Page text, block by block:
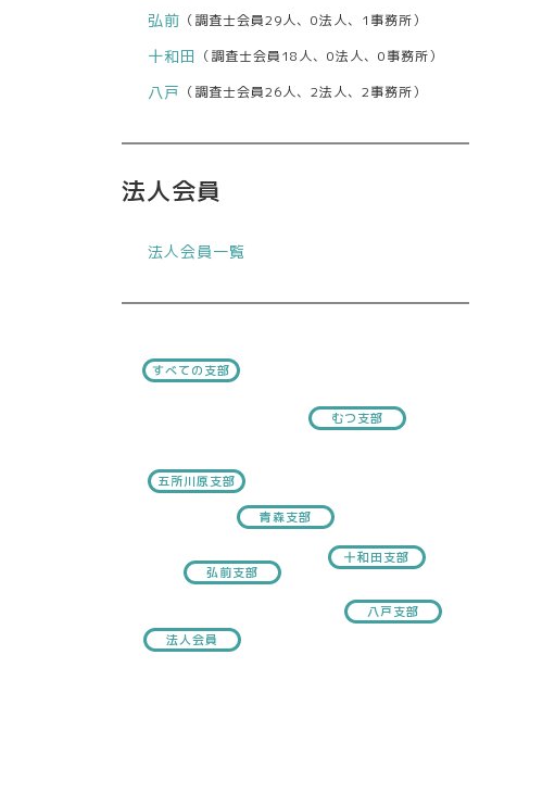
弘前 （調査士会員29人、0法人、1事務所）
十和田 （調査士会員18人、0法人、0事務所）
八戸 （調査士会員26人、2法人、2事務所）
法人会員
法人会員一覧
すべての支部
むつ支部
五所川原支部
青森支部
十和田支部
弘前支部
八戸支部
法人会員